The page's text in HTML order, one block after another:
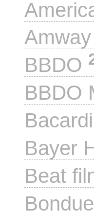
Amway
BBDO
BBDO
Bayer
Beat